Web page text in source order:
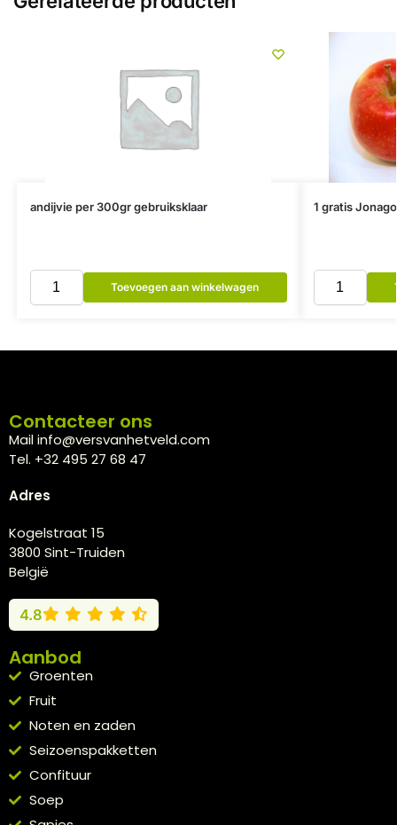
andijvie per 300gr gebruiksklaar
Toevoegen aan winkelwagen
1 gratis
Contacteer ons
Mail info@versvanhetveld.com
Tel. +32 495 27 68 47
Adres
Kogelstraat 15
3800 Sint-Truiden
België
4.8
Aanbod
Groenten
Fruit
Noten en zaden
Seizoenspakketten
Confituur
Soep